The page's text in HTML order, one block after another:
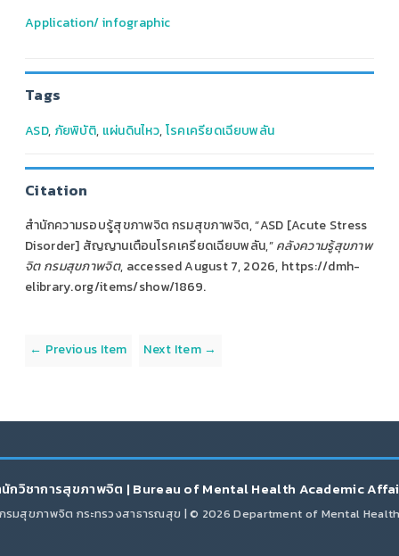
Application/ infographic
Tags
ASD, ภัยพิบัติ, แผ่นดินไหว,โรคเครียดเฉียบพลัน
Citation
สำนักความรอบรู้สุขภาพจิต กรมสุขภาพจิต, “ASD [Acute Stress
Disorder] สัญญานเตือนโรคเครียดเฉียบพลัน,”คลังความรู้สุขภาพ
จิต กรมสุขภาพจิต, accessed August 7, 2026, https://dmh-
elibrary.org/items/show/1869.
← Previous Item Next Item →
กวิชาการสุขภาพจิต | Bureau of Mental Health Academic
รมสุขภาพจิต กระทรวงสาธารณสุข | © 2026 Department of Mental